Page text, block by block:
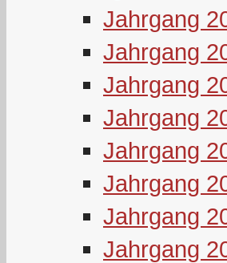
Jahrgang
Jahrgang
Jahrgang
Jahrgang
Jahrgang
Jahrgang
Jahrgang
Jahrgang